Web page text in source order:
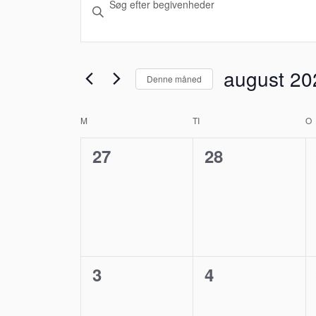
visninger
Navigation
nøgleord.
Søg
Begivenheder
nøgleord.
Denne måned august
Kalender
af
M TI O
0
27
0
28
0
3
0
4